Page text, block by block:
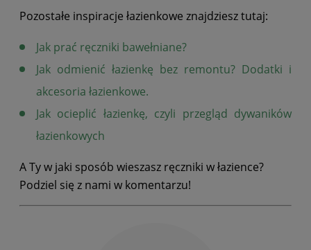
Pozostałe inspiracje łazienkowe znajdziesz tutaj:
Jak prać ręczniki bawełniane?
Jak odmienić łazienkę bez remontu? Dodatki i
akcesoria łazienkowe.
Jak ocieplić łazienkę, czyli przegląd dywaników
łazienkowych
A Ty w jaki sposób wieszasz ręczniki w łazience?
Podziel się z nami w komentarzu!